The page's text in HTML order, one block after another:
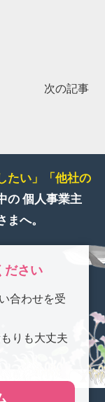
次の記事
たい」
「他社の
の 個人事業主
へ。
ださい
合わせを受
りも大丈夫